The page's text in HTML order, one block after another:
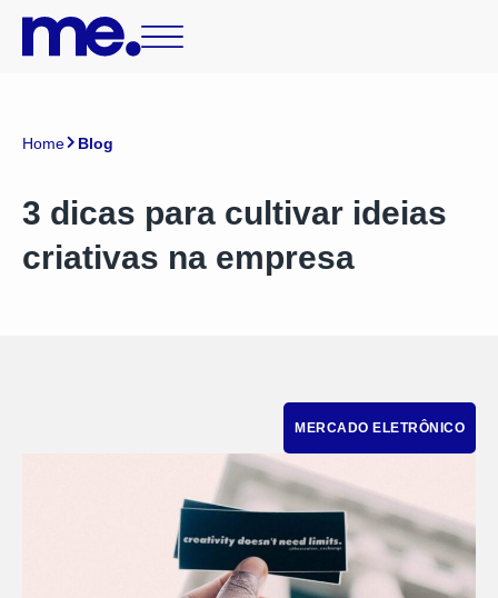
Home Blog
3 dicas para cultivar ideias
criativas na empresa
MERCADO ELETRÔNICO